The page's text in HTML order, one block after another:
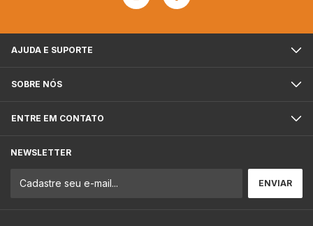
AJUDA E SUPORTE
SOBRE NÓS
ENTRE EM CONTATO
NEWSLETTER